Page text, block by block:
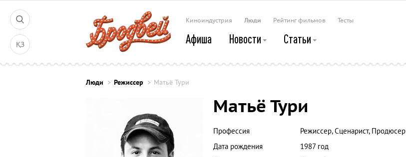
ҚЗ
Киноиндустрия Люди Рейтинг фильмов Тесты
Афиша Новости Статьи
Люди Режиссер Матьё Тури
Матьё Тури
Профессия
Режиссер, Сценарист, Продюсер
Дата рождения
1987 год